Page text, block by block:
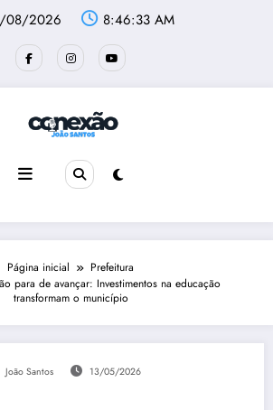
08/2026 8:46:33 AM
Página inicial
Prefeitura
para de avançar: Investimentos na educação
transformam o município
João Santos 13/05/2026